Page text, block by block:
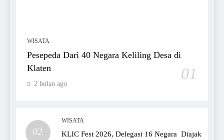
WISATA
Pesepeda Dari 40 Negara Keliling Desa di
Klaten
01
2 bulan ago
02
WISATA
KLIC Fest 2026, Delegasi 16 Negara Diajak